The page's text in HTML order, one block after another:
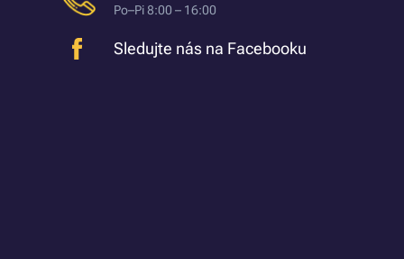
Po–Pi 8:00 – 16:00
Sledujte nás na Facebooku